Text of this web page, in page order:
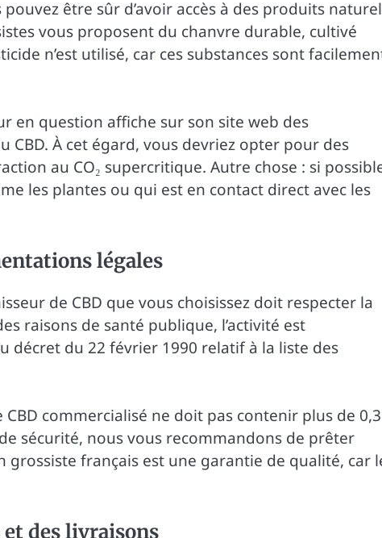
être sûr d’avoir accès à des produits
vous proposent du chanvre durable, cultivé
n’est utilisé, car ces substances sont
en question affiche sur son site web des
À cet égard, vous devriez opter pour des
au CO₂ supercritique. Autre chose : si
les plantes ou qui est en contact direct avec les
légales
de CBD que vous choisissez doit respecter la
raisons de santé publique, l’activité est
décret du 22 février 1990 relatif à la liste des
commercialisé ne doit pas contenir plus de 0,3
sécurité, nous vous recommandons de prêter
français est une garantie de qualité, car
des livraisons